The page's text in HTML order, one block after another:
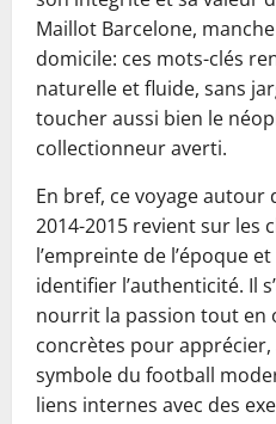
Maillot Barcelone,
domicile: ces mots-clés
naturelle et fluide, sans
toucher aussi bien le
collectionneur averti.
En bref, ce voyage
2014-2015 revient sur les
l’empreinte de l’époque
identifier l’authenticité. Il
nourrit la passion tout en
concrètes pour
symbole du football
liens internes avec des